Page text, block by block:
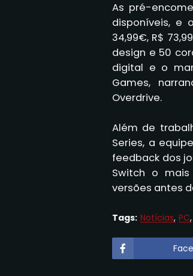
As pré-
disponíveis, e
34,99€, R$
design e 50
digital e o
Games,
Overdrive.
Além de
Series, a
feedback dos
Switch o
versões antes
Tags: Notícias PC